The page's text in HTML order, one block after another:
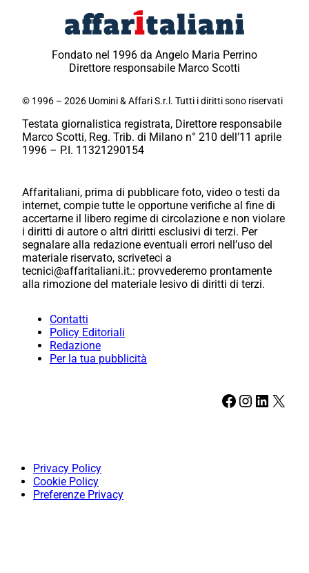
Fondato nel 1996 da Angelo Maria Perrino
Direttore responsabile Marco Scotti
© 1996 – 2026 Uomini & Affari S.r.l. Tutti i diritti sono riservati
Testata giornalistica registrata, Direttore responsabile
Marco Scotti, Reg. Trib. di Milano n° 210 dell’11 aprile
1996 – P.I. 11321290154
Affaritaliani, prima di pubblicare foto, video o testi da
internet, compie tutte le opportune verifiche al fine di
accertarne il libero regime di circolazione e non violare
i diritti di autore o altri diritti esclusivi di terzi. Per
segnalare alla redazione eventuali errori nell’uso del
materiale riservato, scriveteci a
tecnici@affaritaliani.it.: provvederemo prontamente
alla rimozione del materiale lesivo di diritti di terzi.
Contatti
Policy Editoriali
Redazione
Per la tua pubblicità
Facebook Instagram LinkedIn X
Privacy Policy
Cookie Policy
Preferenze Privacy